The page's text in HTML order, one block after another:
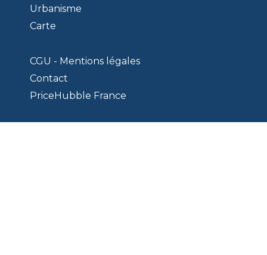
Urbanisme
Carte
CGU - Mentions légales
Contact
PriceHubble France